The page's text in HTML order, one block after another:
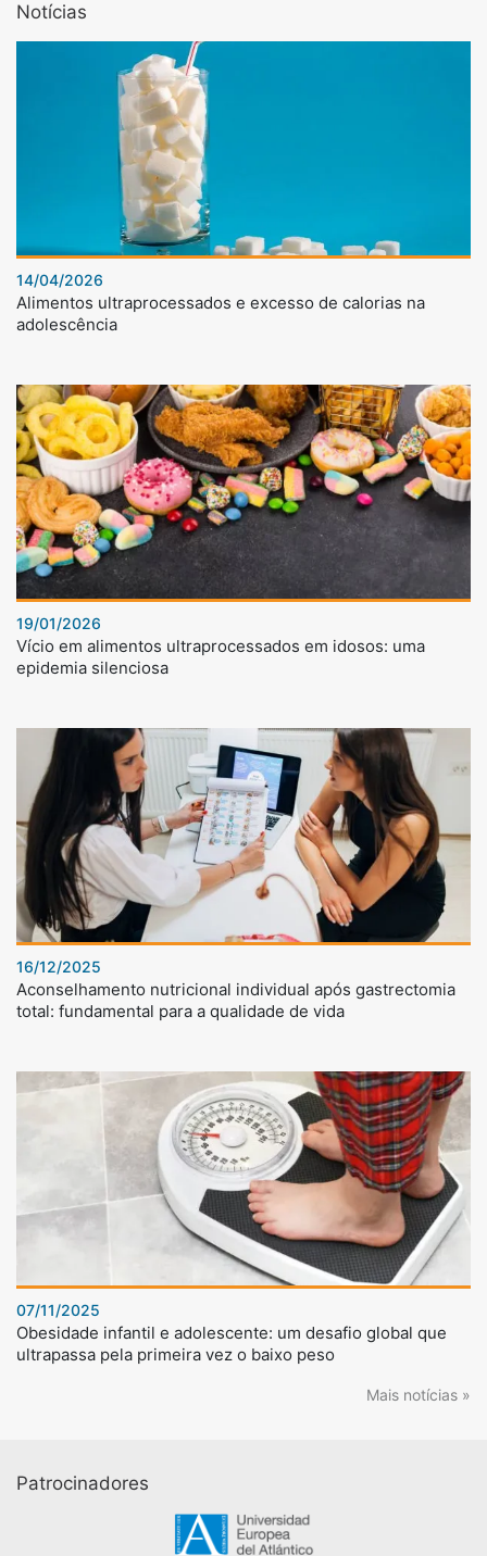
Notícias
14/04/2026
Alimentos ultraprocessados e excesso de calorias na
adolescência
19/01/2026
Vício em alimentos ultraprocessados em idosos: uma
epidemia silenciosa
16/12/2025
Aconselhamento nutricional individual após gastrectomia
total: fundamental para a qualidade de vida
07/11/2025
Obesidade infantil e adolescente: um desafio global que
ultrapassa pela primeira vez o baixo peso
Mais notícias »
Patrocinadores